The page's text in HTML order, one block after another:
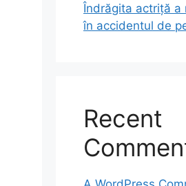
Îndrăgita actriță a
în accidentul de
Recent